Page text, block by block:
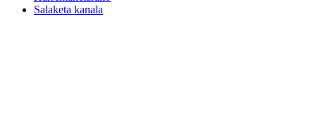
Salaketa kanala